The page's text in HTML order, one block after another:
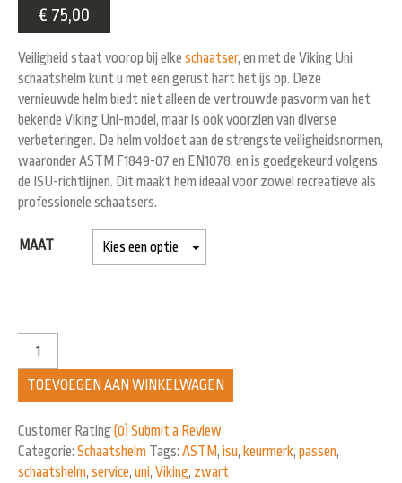
€ 75,00
Veiligheid staat voorop bij elke schaatser, en met de Viking Uni
schaatshelm kunt u met een gerust hart het ijs op. Deze
vernieuwde helm biedt niet alleen de vertrouwde pasvorm van het
bekende Viking Uni-model, maar is ook voorzien van diverse
verbeteringen. De helm voldoet aan de strengste veiligheidsnormen,
waaronder ASTM F1849-07 en EN1078, en is goedgekeurd volgens
de ISU-richtlijnen. Dit maakt hem ideaal voor zowel recreatieve als
professionele schaatsers.
MAAT
TOEVOEGEN AAN WINKELWAGEN
Customer Rating(0) Submit a Review
Categorie: Schaatshelm Tags: ASTM, isu, keurmerk, passen,
schaatshelm, service, uni, Viking, zwart